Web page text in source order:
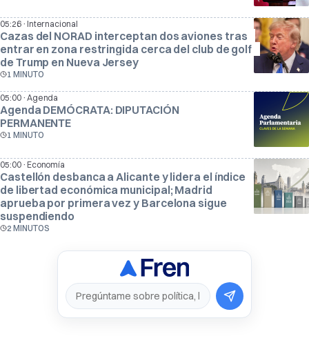
05:26· Internacional
Cazas del NORAD interceptan dos aviones tras
entrar en zona restringida cerca del club de golf
de Trump en Nueva Jersey
1 MINUTO
05:00· Agenda
Agenda DEMÓCRATA: DIPUTACIÓN
PERMANENTE
1 MINUTO
05:00· Economía
Castellón desbanca a Alicante y lidera el índice
de libertad económica municipal; Madrid
aprueba por primera vez y Barcelona sigue
suspendiendo
2 MINUTOS